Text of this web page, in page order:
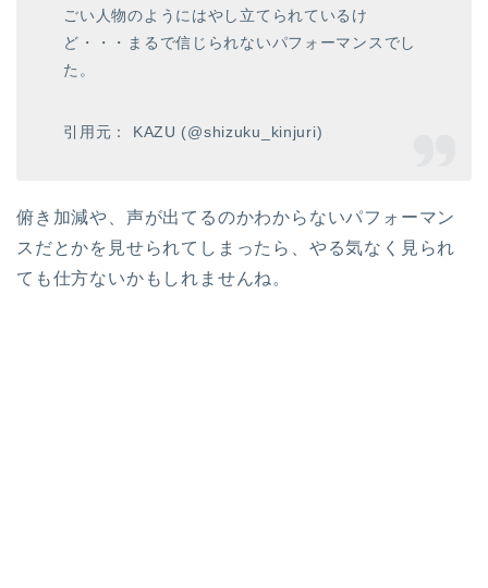
ごい人物のようにはやし立てられているけ
ど・・・まるで信じられないパフォーマンスでし
た。
引用元： KAZU (@shizuku_kinjuri)
俯き加減や、声が出てるのかわからないパフォーマン
スだとかを見せられてしまったら、やる気なく見られ
ても仕方ないかもしれませんね。